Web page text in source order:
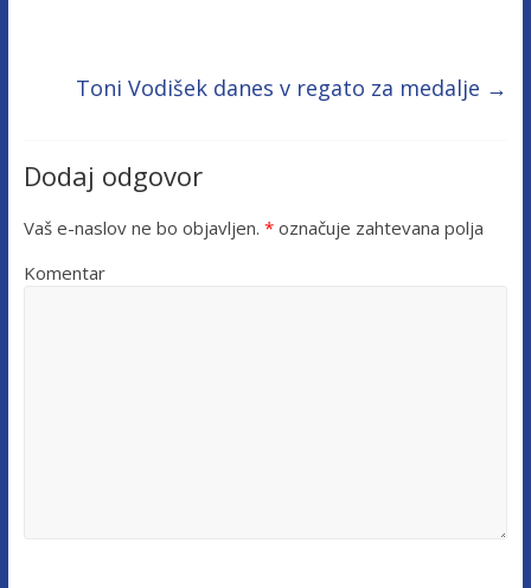
Toni Vodišek danes v regato za medalje →
Dodaj odgovor
Vaš e-naslov ne bo objavljen. *označuje zahtevana polja
Komentar